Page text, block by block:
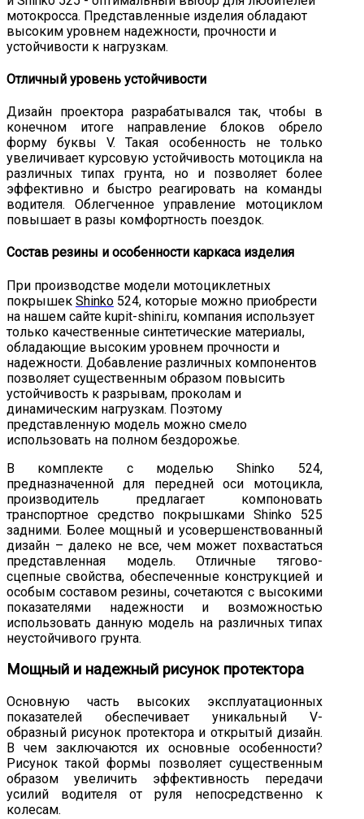
Отличный уровень устойчивости
Дизайн проектора разрабатывался так, чтобы в
конечном итоге направление блоков обрело
форму буквы V. Такая особенность не только
увеличивает курсовую устойчивость мотоцикла на
различных типах грунта, но и позволяет более
эффективно и быстро реагировать на команды
водителя. Облегченное управление мотоциклом
повышает в разы комфортность поездок.
Состав резины и особенности каркаса изделия
При производстве модели мотоциклетных
покрышек Shinko 524, которые можно приобрести
на нашем сайте kupit-shini.ru, компания использует
только качественные синтетические материалы,
обладающие высоким уровнем прочности и
надежности. Добавление различных компонентов
позволяет существенным образом повысить
устойчивость к разрывам, проколам и
динамическим нагрузкам. Поэтому
представленную модель можно смело
использовать на полном бездорожье.
В комплекте с моделью Shinko 524,
предназначенной для передней оси мотоцикла,
производитель предлагает компоновать
транспортное средство покрышками Shinko 525
задними. Более мощный и усовершенствованный
дизайн – далеко не все, чем может похвастаться
представленная модель. Отличные тягово-
сцепные свойства, обеспеченные конструкцией и
особым составом резины, сочетаются с высокими
показателями надежности и возможностью
использовать данную модель на различных типах
неустойчивого грунта.
Мощный и надежный рисунок протектора
Основную часть высоких эксплуатационных
показателей обеспечивает уникальный V-
образный рисунок протектора и открытый дизайн.
В чем заключаются их основные особенности?
Рисунок такой формы позволяет существенным
образом увеличить эффективность передачи
усилий водителя от руля непосредственно к
колесам.